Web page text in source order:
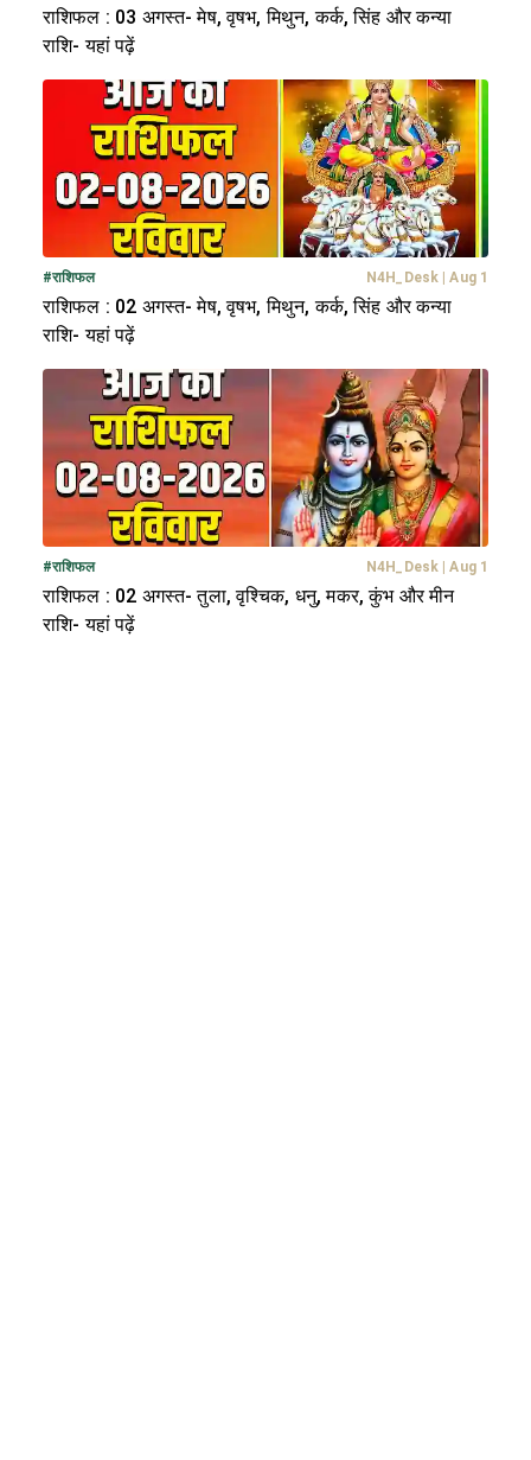
राशिफल : 03 अगस्त- मेष, वृषभ, मिथुन, कर्क, सिंह और कन्या
राशि- यहां पढ़ें
#राशिफल N4H_Desk Aug 1
राशिफल : 02 अगस्त- मेष, वृषभ, मिथुन, कर्क, सिंह और कन्या
राशि- यहां पढ़ें
#राशिफल N4H_Desk Aug 1
राशिफल : 02 अगस्त- तुला, वृश्चिक, धनु, मकर, कुंभ और मीन
राशि- यहां पढ़ें